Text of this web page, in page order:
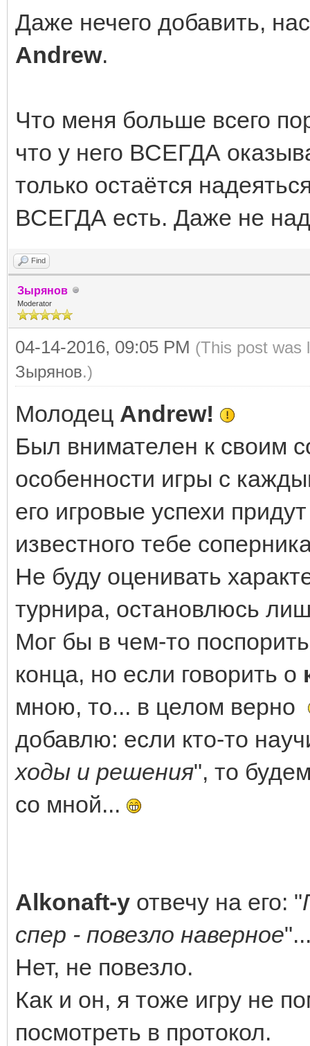
Даже нечего добавить,
Andrew.
Что меня больше всего
что у него ВСЕГДА
только остаётся
ВСЕГДА есть. Даже не
Find
Зырянов
Moderator
04-14-2016, 09:05 PM (This post was
Зырянов.)
Молодец Andrew!
Был внимателен к своим
особенности игры с
его игровые успехи
известного тебе
Не буду оценивать
турнира, остановлюсь
Мог бы в чем-то
конца, но если говорить о
мною, то... в целом верно
добавлю: если кто-то
ходы и решения", то
со мной...
Alkonaft-у отвечу на его: "
спер - повезло наверное
Нет, не повезло.
Как и он, я тоже игру не
посмотреть в протокол.